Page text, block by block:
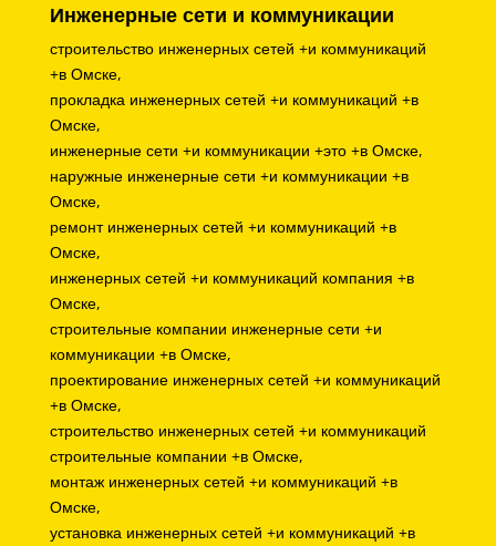
Инженерные сети и коммуникации
строительство инженерных сетей +и коммуникаций
+в Омске,
прокладка инженерных сетей +и коммуникаций +в
Омске,
инженерные сети +и коммуникации +это +в Омске,
наружные инженерные сети +и коммуникации +в
Омске,
ремонт инженерных сетей +и коммуникаций +в
Омске,
инженерных сетей +и коммуникаций компания +в
Омске,
строительные компании инженерные сети +и
коммуникации +в Омске,
проектирование инженерных сетей +и коммуникаций
+в Омске,
строительство инженерных сетей +и коммуникаций
строительные компании +в Омске,
монтаж инженерных сетей +и коммуникаций +в
Омске,
установка инженерных сетей +и коммуникаций +в